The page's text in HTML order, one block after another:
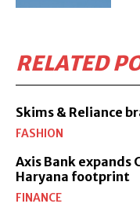
RELATED
Skims & Reliance
FASHION
Axis Bank expands
Haryana footprint
FINANCE